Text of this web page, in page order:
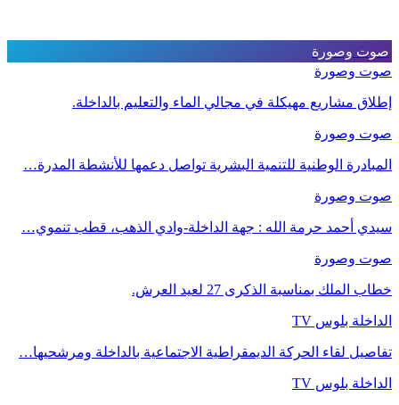
صوت وصورة
صوت وصورة
إطلاق مشاريع مهيكلة في مجالي الماء والتعليم بالداخلة.
صوت وصورة
المبادرة الوطنية للتنمية البشرية تواصل دعمها للأنشطة المدرة…
صوت وصورة
سيدي أحمد حرمة الله : جهة الداخلة-وادي الذهب، قطب تنموي…
صوت وصورة
خطاب الملك بمناسبة الذكرى 27 لعيد العرش.
الداخلة بلوس TV
تفاصيل لقاء الحركة الديمقراطية الاجتماعية بالداخلة ومرشحيها…
الداخلة بلوس TV